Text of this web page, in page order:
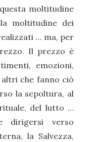
moltitudine
moltitudine dei
… ma, per
Il prezzo è
emozioni,
che fanno ciò
la sepoltura, al
del lutto …
dirigersi verso
la Salvezza,